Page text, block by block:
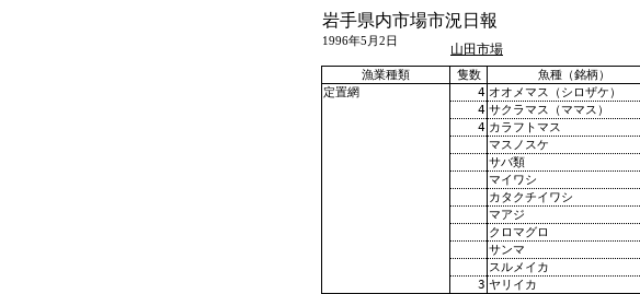
岩手県内市場市況日報
1996年5月2日
山田市場
漁業種類
隻数 魚種（銘柄）
定置網
4 オオメマス（シロザケ）
4 サクラマス（ママス）
4 カラフトマス
マスノスケ
サバ類
マイワシ
カタクチイワシ
マアジ
クロマグロ
サンマ
スルメイカ
3 ヤリイカ